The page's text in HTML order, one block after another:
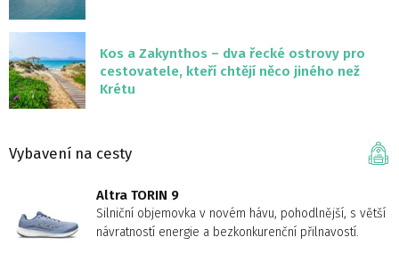
Kos a Zakynthos – dva řecké ostrovy pro
cestovatele, kteří chtějí něco jiného než
Krétu
Vybavení na cesty
Altra TORIN 9
Silniční objemovka v novém hávu, pohodlnější, s větší
návratností energie a bezkonkurenční přilnavostí.